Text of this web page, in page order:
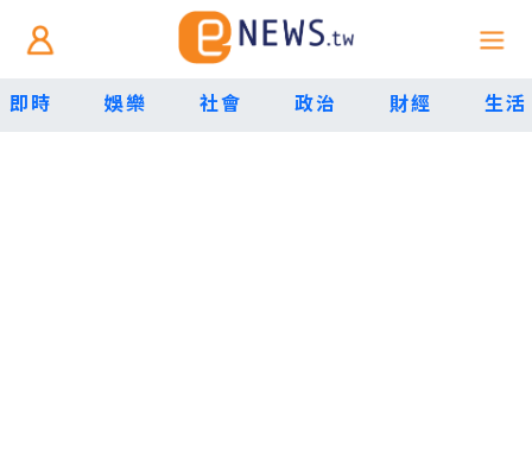
即時 娛樂 社會 政治 財經 生活